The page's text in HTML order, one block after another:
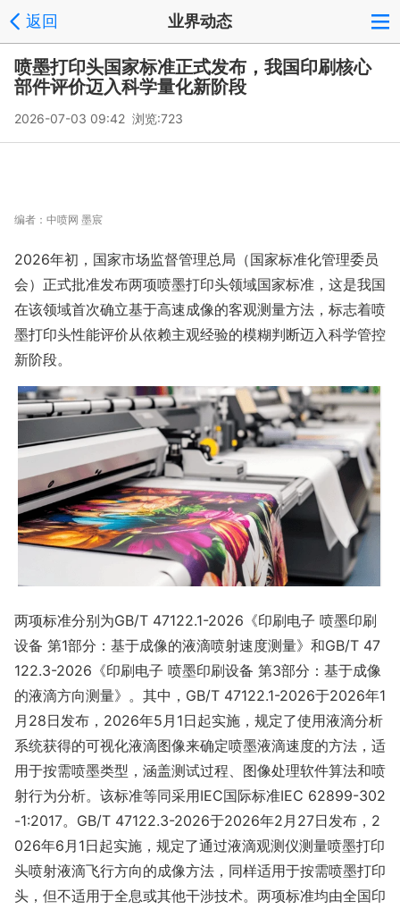
返回 业界动态
喷墨打印头国家标准正式发布，我国印刷核心
部件评价迈入科学量化新阶段
2026-07-03 09:42 浏览:723
编者： 中喷网 墨宸
2026年初，国家市场监督管理总局（国家标准化管理委员
会）正式批准发布两项喷墨打印头领域国家标准，这是我国
在该领域首次确立基于高速成像的客观测量方法，标志着喷
墨打印头性能评价从依赖主观经验的模糊判断迈入科学管控
新阶段。
两项标准分别为GB/T 47122.1-2026《印刷电子 喷墨印刷
设备 第1部分：基于成像的液滴喷射速度测量》和GB/T 47
122.3-2026《印刷电子 喷墨印刷设备 第3部分：基于成像
的液滴方向测量》。其中，GB/T 47122.1-2026于2026年1
月28日发布，2026年5月1日起实施，规定了使用液滴分析
系统获得的可视化液滴图像来确定喷墨液滴速度的方法，适
用于按需喷墨类型，涵盖测试过程、图像处理软件算法和喷
射行为分析。该标准等同采用IEC国际标准IEC 62899-302
-1:2017。GB/T 47122.3-2026于2026年2月27日发布，2
026年6月1日起实施，规定了通过液滴观测仪测量喷墨打印
头喷射液滴飞行方向的成像方法，同样适用于按需喷墨打印
头，但不适用于全息或其他干涉技术。两项标准均由全国印